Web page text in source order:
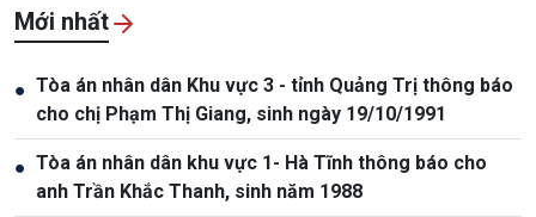
Mới nhất
● Tòa án nhân dân Khu vực 3 - tỉnh Quảng Trị thông báo
cho chị Phạm Thị Giang, sinh ngày 19/10/1991
● Tòa án nhân dân khu vực 1- Hà Tĩnh thông báo cho
anh Trần Khắc Thanh, sinh năm 1988